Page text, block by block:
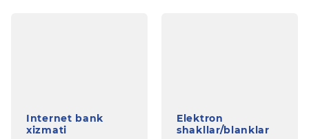
Internet bank
xizmati
Elektron
shakllar/blanklar